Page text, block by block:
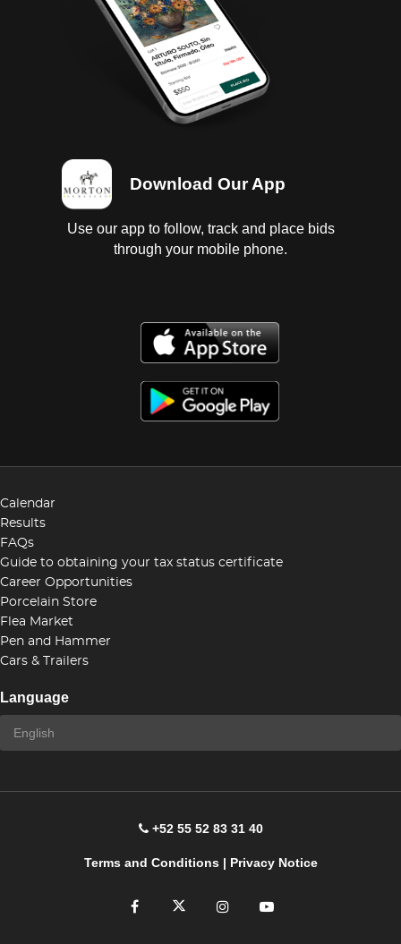
Download Our App
Use our app to follow, track and place bids
through your mobile phone.
Calendar
Results
FAQs
Guide to obtaining your tax status certificate
Career Opportunities
Porcelain Store
Flea Market
Pen and Hammer
Cars & Trailers
Language
+52 55 52 83 31 40
Terms and Conditions| Privacy Notice